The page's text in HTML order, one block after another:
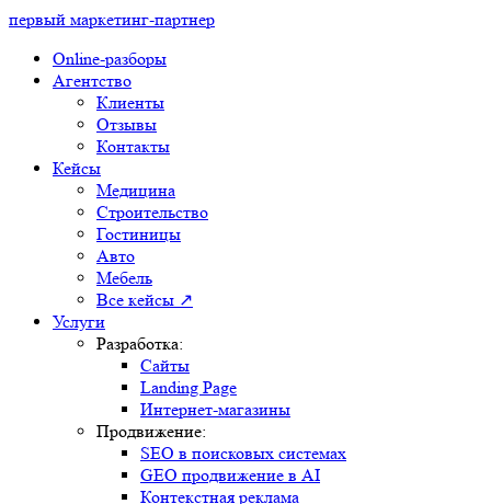
первый маркетинг-партнер
Online-разборы
Агентство
Клиенты
Отзывы
Контакты
Кейсы
Медицина
Строительство
Гостиницы
Авто
Мебель
Все кейсы ↗
Услуги
Разработка:
Сайты
Landing Page
Интернет-магазины
Продвижение:
SEO в поисковых системах
GEO продвижение в AI
Контекстная реклама